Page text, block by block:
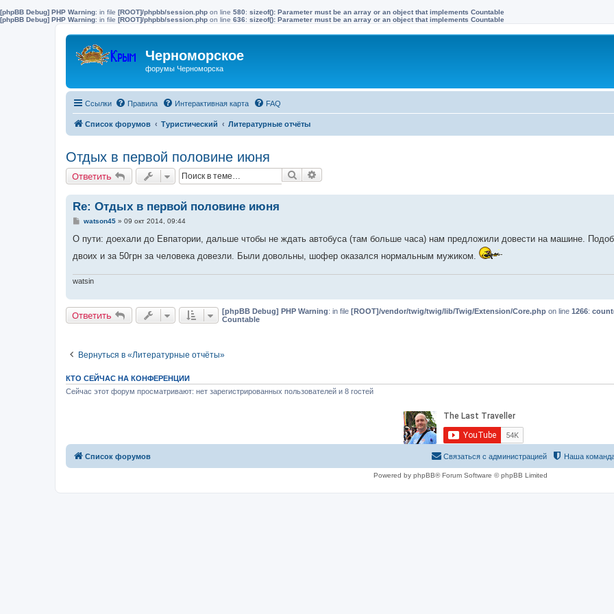
[phpBB Debug] PHP Warning: in file [ROOT]/phpbb/session.php on line 580: sizeof(): Parameter must be an array or an object that implements Countable
[phpBB Debug] PHP Warning: in file [ROOT]/phpbb/session.php on line 636: sizeof(): Parameter must be an array or an object that implements Countable
Черноморское
форумы Черноморска
Ссылки Правила Интерактивная карта FAQ
Список форумов Туристический Литературные отчёты
Отдых в первой половине июня
Ответить Поиск
Re: Отдых в первой половине июня
С
о
щ
е
и
е
watson45» 09 окт 2014, 09:44
О пути: доехали до Евпатории, дальше чтобы не ждать автобуса (там больше часа) нам предложили довести на машине.
двоих и за 50грн за человека довезли. Были довольны, шофер оказался нормальным мужиком.
watsin
Ответить [phpBB Debug] PHP Warning: in file [ROOT]/vendor/twig/twig/lib/Twig/Extension/Core.php on line 1266:
Countable
Вернуться в «Литературные отчёты»
КТО СЕЙЧАС НА КОНФЕРЕНЦИИ
Сейчас этот форум просматривают: нет зарегистрированных пользователей и 8 гостей
Список форумов Наша
Связаться с администрацией
Powered by phpBB® Forum Software © phpBB Limited